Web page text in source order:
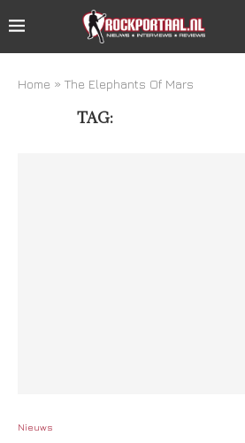
Home » The Elephants Of Mars
TAG:
Nieuws